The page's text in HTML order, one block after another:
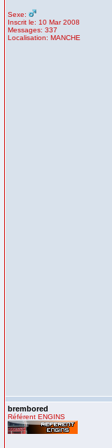
Sexe:
Inscrit le: 10 Mar 2008
Messages: 337
Localisation: MANCHE
brembored
Référent ENGINS